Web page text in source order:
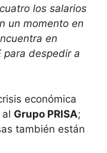
los salarios
un momento en
en
para despedir a
económica
Grupo PRISA;
también están